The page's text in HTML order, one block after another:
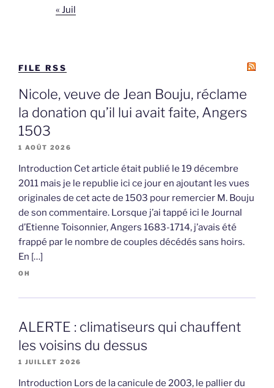
« Juil
FILE RSS
Nicole, veuve de Jean Bouju, réclame
la donation qu’il lui avait faite, Angers
1503
1 AOÛT 2026
Introduction Cet article était publié le 19 décembre
2011 mais je le republie ici ce jour en ajoutant les vues
originales de cet acte de 1503 pour remercier M. Bouju
de son commentaire. Lorsque j’ai tappé ici le Journal
d’Etienne Toisonnier, Angers 1683-1714, j’avais été
frappé par le nombre de couples décédés sans hoirs.
En […]
OH
ALERTE : climatiseurs qui chauffent
les voisins du dessus
1 JUILLET 2026
Introduction Lors de la canicule de 2003, le pallier du